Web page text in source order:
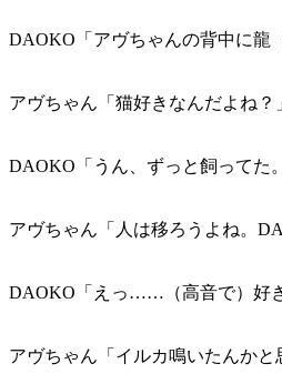
DAOKO「アヴちゃんの背中に龍
アヴちゃん「猫好きなんだよね？
DAOKO「うん、ずっと飼ってた
アヴちゃん「人は移ろうよね。
DAOKO「えっ……（高音で）好
アヴちゃん「イルカ鳴いたんかと